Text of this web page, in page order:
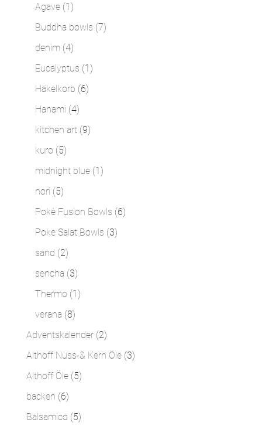
Agave 1 1
Produkt
Buddha bowls 77
denim 44
Produkte
Eucalyptus 1 1
Häkelkorb 66
Hanami 44
Produkte
kitchen art 99
kuro 55
Produkte
midnight blue 1 1
nori 55
Produkte
Pokè Fusion Bowls 66
Poke Salat Bowls 33
sand 22
Produkte
sencha 33
Produkte
Thermo 1 1
verana 88
Produkte
Adventskalender 22
Produkte
Althoff Nuss-& Kern Öle 33
Althoff Öle 55
backen 66
Produkte
Balsamico 55